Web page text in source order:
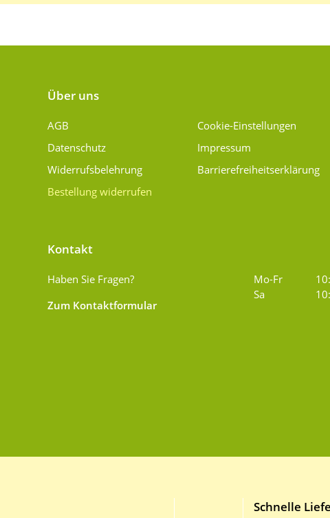
Über uns
AGB
Datenschutz
Widerrufsbelehrung
Bestellung widerrufen
Cookie-Einstellungen
Impressum
Barrierefreiheitserklärung
Kontakt
Haben Sie Fragen?
Zum Kontaktformular
Mo-Fr
Sa
Schnelle